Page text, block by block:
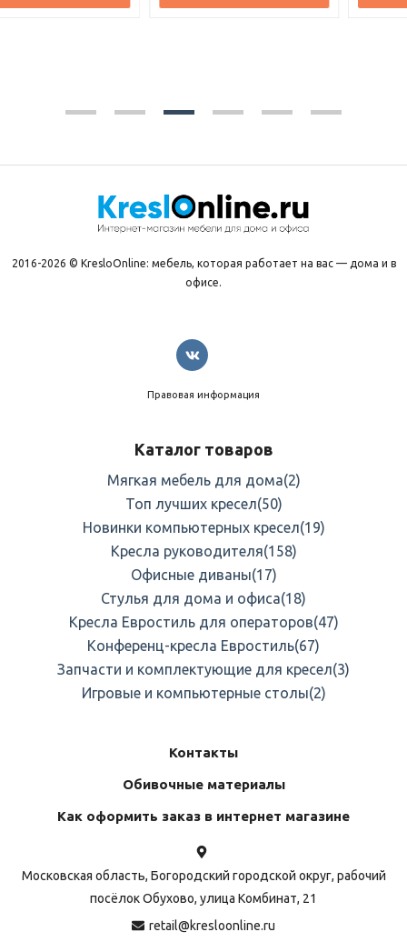
2016-2026 © KresloOnline: мебель, которая работает на вас — дома и в
офисе.
Правовая информация
Каталог товаров
Мягкая мебель для дома(2)
Топ лучших кресел(50)
Новинки компьютерных кресел(19)
Кресла руководителя(158)
Офисные диваны(17)
Стулья для дома и офиса(18)
Кресла Евростиль для операторов(47)
Конференц-кресла Евростиль(67)
Запчасти и комплектующие для кресел(3)
Игровые и компьютерные столы(2)
Контакты
Обивочные материалы
Как оформить заказ в интернет магазине
Московская область, Богородский городской округ, рабочий
посёлок Обухово, улица Комбинат, 21
retail@kresloonline.ru